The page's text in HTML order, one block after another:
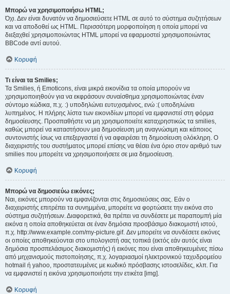
Μπορώ να χρησιμοποιήσω HTML;
Όχι. Δεν είναι δυνατόν να δημοσιεύσετε HTML σε αυτό το σύστημα συζητήσεων
και να αποδοθεί ως HTML. Περισσότερη μορφοποίηση η οποία μπορεί να
διεξαχθεί χρησιμοποιώντας HTML μπορεί να εφαρμοστεί χρησιμοποιώντας
BBCode αντί αυτού.
Κορυφή
Τι είναι τα Smilies;
Τα Smilies, ή Emoticons, είναι μικρά εικονίδια τα οποία μπορούν να
χρησιμοποιηθούν για να εκφράσουν συναίσθημα χρησιμοποιώντας έναν
σύντομο κώδικα, π.χ. :) υποδηλώνει ευτυχισμένος, ενώ :( υποδηλώνει
λυπημένος. Η πλήρης λίστα των εικονιδίων μπορεί να εμφανιστεί στη φόρμα
δημοσίευσης. Προσπαθήστε να μη χρησιμοποιείτε καταχρηστικώς τα smilies,
καθώς μπορεί να καταστήσουν μια δημοσίευση μη αναγνώσιμη και κάποιος
συντονιστής ίσως να επεξεργαστεί ή να αφαιρέσει τη δημοσίευση ολόκληρη. Ο
διαχειριστής του συστήματος μπορεί επίσης να θέσει ένα όριο στον αριθμό των
smilies που μπορείτε να χρησιμοποιήσετε σε μια δημοσίευση.
Κορυφή
Μπορώ να δημοσιεύω εικόνες;
Ναι, εικόνες μπορούν να εμφανίζονται στις δημοσιεύσεις σας. Εάν ο
διαχειριστής επιτρέπει τα συνημμένα, μπορείτε να φορτώσετε την εικόνα στο
σύστημα συζητήσεων. Διαφορετικά, θα πρέπει να συνδέσετε με παραπομπή μία
εικόνα η οποία αποθηκεύεται σε έναν δημόσια προσβάσιμο διακομιστή ιστού,
π.χ. http://www.example.com/my-picture.gif. Δεν μπορείτε να συνδέσετε εικόνες
οι οποίες αποθηκεύονται στο υπολογιστή σας τοπικά (εκτός εάν αυτός είναι
δημόσια προσπελάσιμος διακομιστής) ή εικόνες που είναι αποθηκευμένες πίσω
από μηχανισμούς πιστοποίησης, π.χ. λογαριασμοί ηλεκτρονικού ταχυδρομείου
hotmail ή yahoo, προστατευμένες με κωδικό πρόσβασης ιστοσελίδες, κλπ. Για
να εμφανιστεί η εικόνα χρησιμοποιήστε την ετικέτα [img].
Κορυφή